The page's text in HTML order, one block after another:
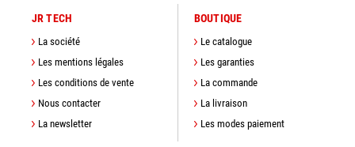
JR TECH
La société
Les mentions légales
Les conditions de vente
Nous contacter
La newsletter
BOUTIQUE
Le catalogue
Les garanties
La commande
La livraison
Les modes paiement